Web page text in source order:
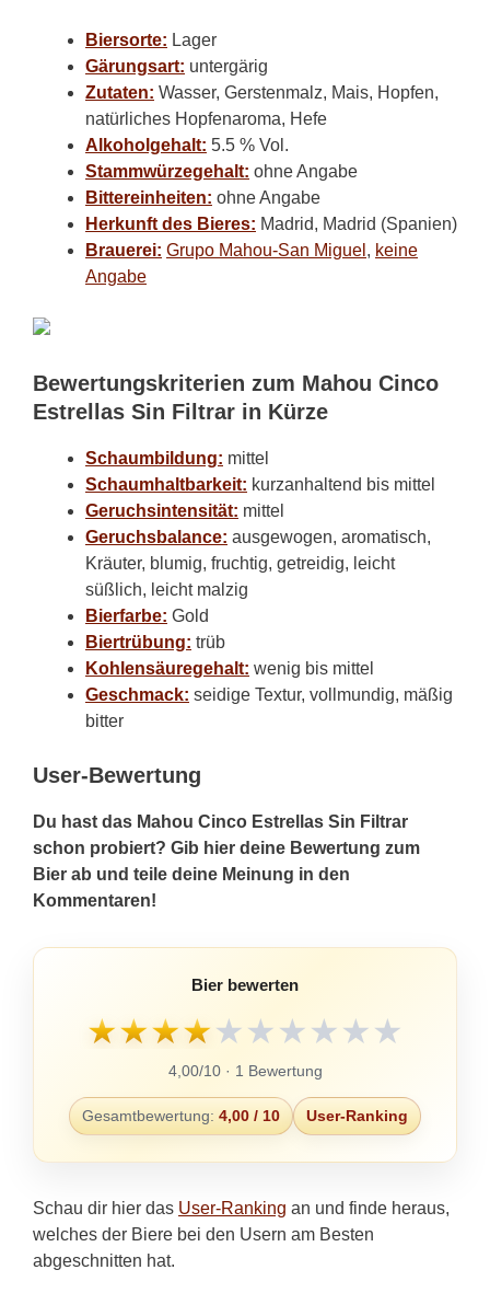
Biersorte: Lager
Gärungsart: untergärig
Zutaten: Wasser, Gerstenmalz, Mais, Hopfen,
natürliches Hopfenaroma, Hefe
Alkoholgehalt: 5.5 % Vol.
Stammwürzegehalt: ohne Angabe
Bittereinheiten: ohne Angabe
Herkunft des Bieres: Madrid, Madrid (Spanien)
Brauerei: Grupo Mahou-San Miguel , keine
Angabe
Bewertungskriterien zum Mahou Cinco
Estrellas Sin Filtrar in Kürze
Schaumbildung: mittel
Schaumhaltbarkeit: kurzanhaltend bis mittel
Geruchsintensität: mittel
Geruchsbalance: ausgewogen, aromatisch,
Kräuter, blumig, fruchtig, getreidig, leicht
süßlich, leicht malzig
Bierfarbe: Gold
Biertrübung: trüb
Kohlensäuregehalt: wenig bis mittel
Geschmack: seidige Textur, vollmundig, mäßig
bitter
User-Bewertung
Du hast das Mahou Cinco Estrellas Sin Filtrar
schon probiert? Gib hier deine Bewertung zum
Bier ab und teile deine Meinung in den
Kommentaren!
Bier bewerten
★★★★★★★★★★
4,00/10 · 1 Bewertung
Gesamtbewertung: 4,00 / 10 User-Ranking
Schau dir hier das User-Ranking an und finde heraus,
welches der Biere bei den Usern am Besten
abgeschnitten hat.